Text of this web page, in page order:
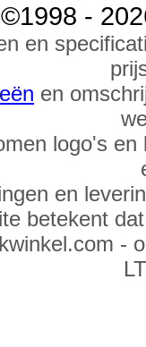
©1998 -
en
en
logo's
en
betekent
-